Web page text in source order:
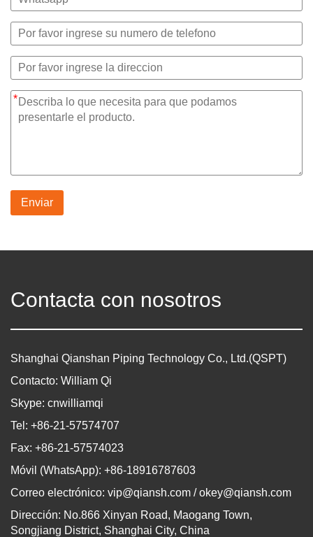
*
Enviar
Contacta con nosotros
Shanghai Qianshan Piping Technology Co., Ltd.(QSPT)
Contacto: William Qi
Skype: cnwilliamqi
Tel: +86-21-57574707
Fax: +86-21-57574023
Móvil (WhatsApp): +86-18916787603
Correo electrónico: vip@qiansh.com /okey@qiansh.com
Dirección: No.866 Xinyan Road, Maogang Town,
Songjiang District, Shanghai City, China